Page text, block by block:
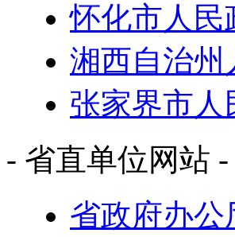
怀化市人民
湘西自治州
张家界市人
- 省直单位网站 -
省政府办公